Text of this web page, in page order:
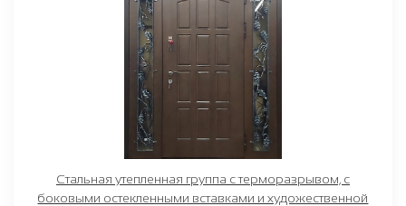
Стальная утепленная группа с терморазрывом, с
боковыми остекленными вставками и художественной